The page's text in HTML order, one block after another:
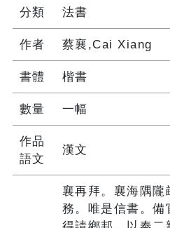
分類 法書
作者 蔡襄,Cai Xiang
書體 楷書
數量 一幅
作品
語文
漢文
襄再拜。襄海隅隴
務。唯是信書。備